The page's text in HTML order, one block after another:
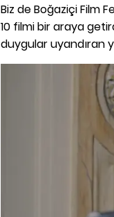
Biz de Boğaziçi Film
10 filmi bir araya
duygular uyandıran